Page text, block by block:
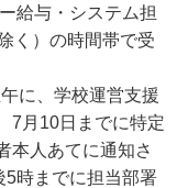
給与・システム担
く）の時間帯で受
に、学校運営支援
7月10日までに特定
本人あてに通知さ
5時までに担当部署